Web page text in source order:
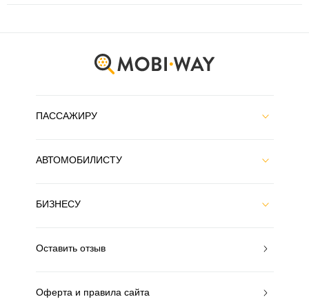
ПАССАЖИРУ
АВТОМОБИЛИСТУ
БИЗНЕСУ
Оставить отзыв
Оферта и правила сайта